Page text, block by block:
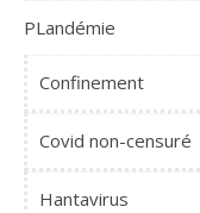
PLandémie
Confinement
Covid non-censuré
Hantavirus